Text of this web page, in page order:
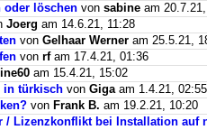
oder löschen von sabine am
Joerg am 14.6.21, 11:28
von Gelhaar Werner am 25.5.21,
von rfam 17.4.21, 01:36
am 15.4.21, 15:02
in türkisch von Gigaam 1.4.21, 02:55
von Frank B. am 19.2.21, 10:20
/ Lizenzkonflikt bei Installation auf